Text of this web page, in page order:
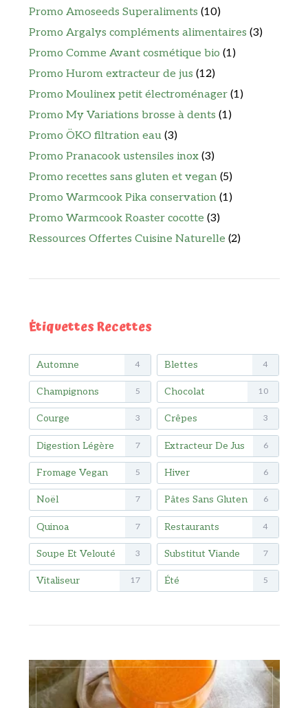
Promo Amoseeds Superaliments (10)
Promo Argalys compléments alimentaires (3)
Promo Comme Avant cosmétique bio (1)
Promo Hurom extracteur de jus (12)
Promo Moulinex petit électroménager (1)
Promo My Variations brosse à dents (1)
Promo ÖKO filtration eau (3)
Promo Pranacook ustensiles inox (3)
Promo recettes sans gluten et vegan (5)
Promo Warmcook Pika conservation (1)
Promo Warmcook Roaster cocotte (3)
Ressources Offertes Cuisine Naturelle (2)
Étiquettes Recettes
Automne 4 Blettes 4
Champignons 5 Chocolat 10
Courge 3 Crêpes 3
Digestion Légère 7 Extracteur De Jus 6
Fromage Vegan 5 Hiver 6
Noël 7 Pâtes Sans Gluten 6
Quinoa 7 Restaurants 4
Soupe Et Velouté 3 Substitut Viande 7
Vitaliseur 17 Été 5